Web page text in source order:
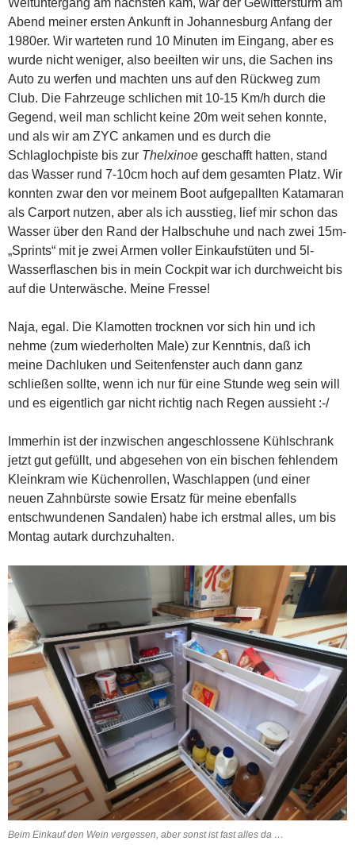
Weltuntergang am nächsten kam, war der Gewittersturm am
Abend meiner ersten Ankunft in Johannesburg Anfang der
1980er. Wir warteten rund 10 Minuten im Eingang, aber es
wurde nicht weniger, also beeilten wir uns, die Sachen ins
Auto zu werfen und machten uns auf den Rückweg zum
Club. Die Fahrzeuge schlichen mit 10-15 Km/h durch die
Gegend, weil man schlicht keine 20m weit sehen konnte,
und als wir am ZYC ankamen und es durch die
Schlaglochpiste bis zur Thelxinoe geschafft hatten, stand
das Wasser rund 7-10cm hoch auf dem gesamten Platz. Wir
konnten zwar den vor meinem Boot aufgepallten Katamaran
als Carport nutzen, aber als ich ausstieg, lief mir schon das
Wasser über den Rand der Halbschuhe und nach zwei 15m-
„Sprints“ mit je zwei Armen voller Einkaufstüten und 5l-
Wasserflaschen bis in mein Cockpit war ich durchweicht bis
auf die Unterwäsche. Meine Fresse!
Naja, egal. Die Klamotten trocknen vor sich hin und ich
nehme (zum wiederholten Male) zur Kenntnis, daß ich
meine Dachluken und Seitenfenster auch dann ganz
schließen sollte, wenn ich nur für eine Stunde weg sein will
und es eigentlich gar nicht richtig nach Regen aussieht :-/
Immerhin ist der inzwischen angeschlossene Kühlschrank
jetzt gut gefüllt, und abgesehen von ein bischen fehlendem
Kleinkram wie Küchenrollen, Waschlappen (und einer
neuen Zahnbürste sowie Ersatz für meine ebenfalls
entschwundenen Sandalen) habe ich erstmal alles, um bis
Montag autark durchzuhalten.
Beim Einkauf den Wein vergessen, aber sonst ist fast alles da …